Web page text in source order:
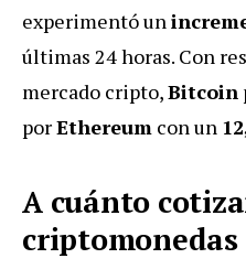
experimentó un
últimas 24 horas. Con
mercado cripto,Bitcoin
porEthereum con un
A cuánto
criptomonedas